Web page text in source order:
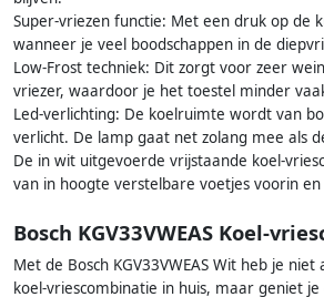
Super-vriezen functie: Met een druk op de
wanneer je veel boodschappen in de
Low-Frost techniek: Dit zorgt voor zeer
vriezer, waardoor je het toestel minder
Led-verlichting: De koelruimte wordt van
verlicht. De lamp gaat net zolang mee als
De in wit uitgevoerde vrijstaande koel-
van in hoogte verstelbare voetjes voorin
Bosch KGV33VWEAS Koel-
Met de Bosch KGV33VWEAS Wit heb je
koel-vriescombinatie in huis, maar geniet